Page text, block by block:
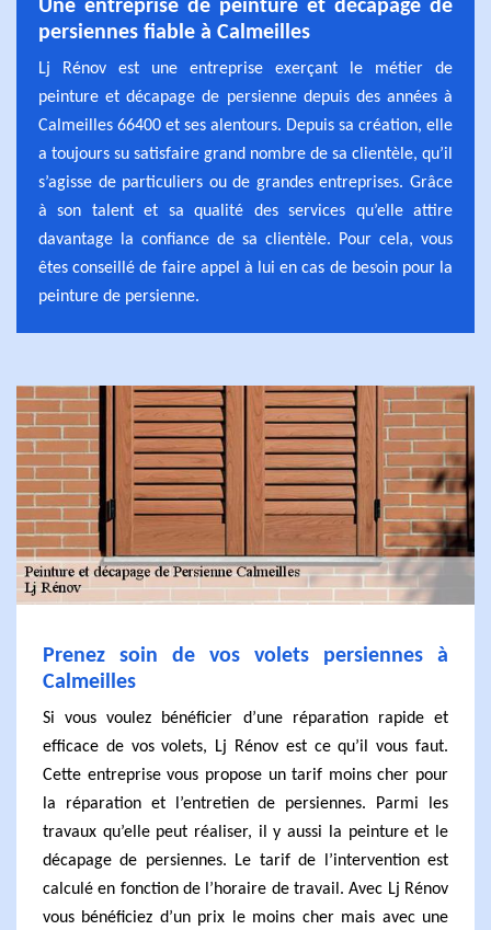
Une entreprise de peinture et décapage de
persiennes fiable à Calmeilles
Lj Rénov est une entreprise exerçant le métier de
peinture et décapage de persienne depuis des années à
Calmeilles 66400 et ses alentours. Depuis sa création, elle
a toujours su satisfaire grand nombre de sa clientèle, qu’il
s’agisse de particuliers ou de grandes entreprises. Grâce
à son talent et sa qualité des services qu’elle attire
davantage la confiance de sa clientèle. Pour cela, vous
êtes conseillé de faire appel à lui en cas de besoin pour la
peinture de persienne.
Prenez soin de vos volets persiennes à
Calmeilles
Si vous voulez bénéficier d’une réparation rapide et
efficace de vos volets, Lj Rénov est ce qu’il vous faut.
Cette entreprise vous propose un tarif moins cher pour
la réparation et l’entretien de persiennes. Parmi les
travaux qu’elle peut réaliser, il y aussi la peinture et le
décapage de persiennes. Le tarif de l’intervention est
calculé en fonction de l’horaire de travail. Avec Lj Rénov
vous bénéficiez d’un prix le moins cher mais avec une